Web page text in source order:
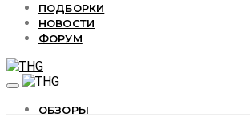
ПОДБОРКИ
НОВОСТИ
ФОРУМ
ОБЗОРЫ